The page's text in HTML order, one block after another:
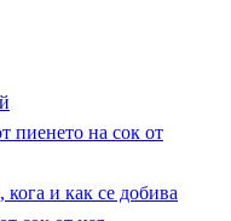
пиенето на сок от
и как се добива